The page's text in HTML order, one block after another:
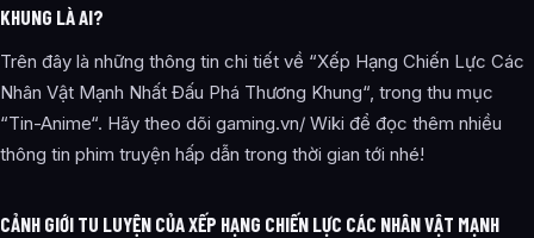
KHUNG LÀ AI?
Trên đây là những thông tin chi tiết về “Xếp Hạng Chiến Lực Các
Nhân Vật Mạnh Nhất Đấu Phá Thương Khung“, trong thu mục
“Tin-Anime“. Hãy theo dõi gaming.vn/ Wiki để đọc thêm nhiều
thông tin phim truyện hấp dẫn trong thời gian tới nhé!
CẢNH GIỚI TU LUYỆN CỦA XẾP HẠNG CHIẾN LỰC CÁC NHÂN VẬT MẠNH